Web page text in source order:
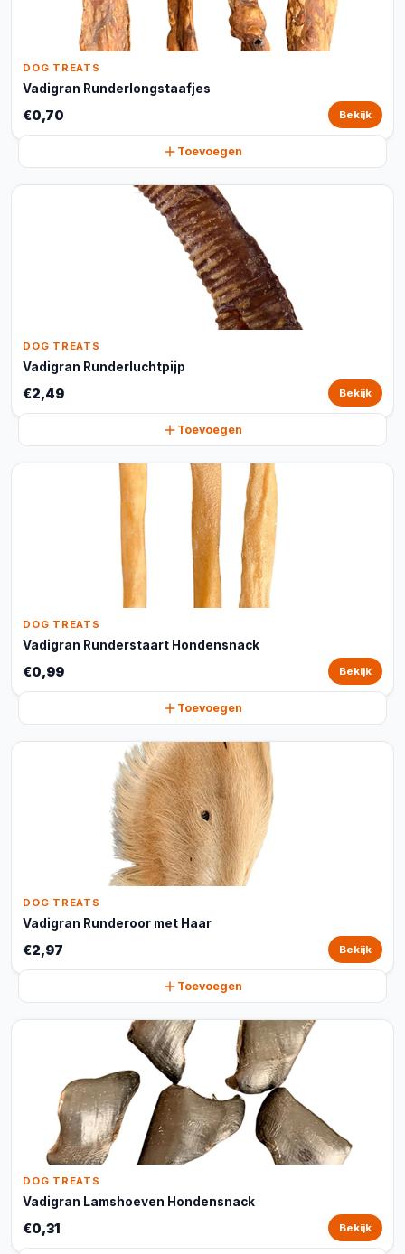
DOG TREATS
Vadigran Runderlongstaafjes
€0,70 Bekijk
Toevoegen
DOG TREATS
Vadigran Runderluchtpijp
€2,49 Bekijk
Toevoegen
DOG TREATS
Vadigran Runderstaart Hondensnack
€0,99 Bekijk
Toevoegen
DOG TREATS
Vadigran Runderoor met Haar
€2,97 Bekijk
Toevoegen
DOG TREATS
Vadigran Lamshoeven Hondensnack
€0,31 Bekijk